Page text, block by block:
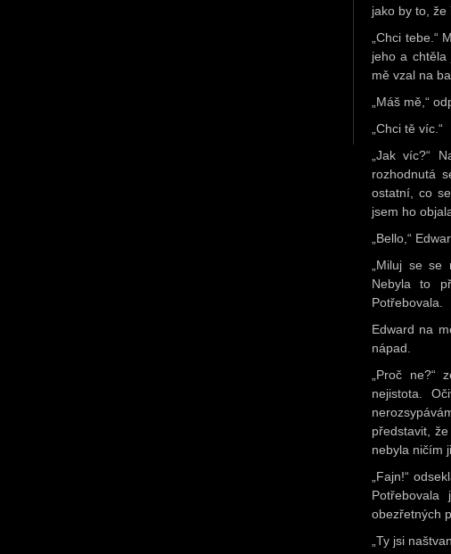
jako by to, že
„Chci tebe.“
jeho a
mě vzal na
„Máš mě,“
„Chci tě víc.“
„Jak víc?“
rozhodnutá
ostatní, co
jsem ho
„Bello,“
„Miluj se se
Nebyla to
Potřebovala.
Edward na
nápad.
„Proč ne?“
nejistota.
představit,
nebyla ničím
„Fajn!“
obezřetných
„Ty jsi